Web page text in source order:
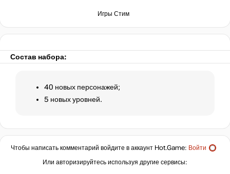
Игры Стим
Состав набора:
40 новых персонажей;
5 новых уровней.
Чтобы написать комментарий войдите в аккаунт Hot.Game: Войти
Или авторизируйтесь используя другие сервисы: